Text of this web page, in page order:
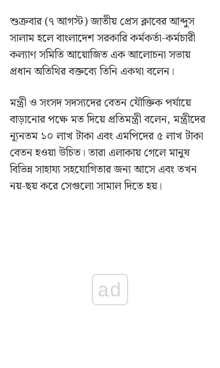
শুক্রবার (৭ আগস্ট) জাতীয় প্রেস ক্লাবের আব্দুস
সালাম হলে বাংলাদেশ সরকারি কর্মকর্তা-কর্মচারী
কল্যাণ সমিতি আয়োজিত এক আলোচনা সভায়
প্রধান অতিথির বক্তব্যে তিনি একথা বলেন।
মন্ত্রী ও সংসদ সদস্যদের বেতন যৌক্তিক পর্যায়ে
বাড়ানোর পক্ষে মত দিয়ে প্রতিমন্ত্রী বলেন, মন্ত্রীদের
ন্যূনতম ১০ লাখ টাকা এবং এমপিদের ৫ লাখ টাকা
বেতন হওয়া উচিত। তারা এলাকায় গেলে মানুষ
বিভিন্ন সাহায্য সহযোগিতার জন্য আসে এবং তখন
নয়-ছয় করে সেগুলো সামাল দিতে হয়।
ad